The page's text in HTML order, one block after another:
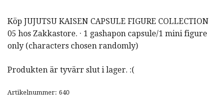
Köp JUJUTSU KAISEN CAPSULE FIGURE COLLECTION
05 hos Zakkastore. · 1 gashapon capsule/1 mini figure
only (characters chosen randomly)
Produkten är tyvärr slut i lager. :(
Artikelnummer: 640